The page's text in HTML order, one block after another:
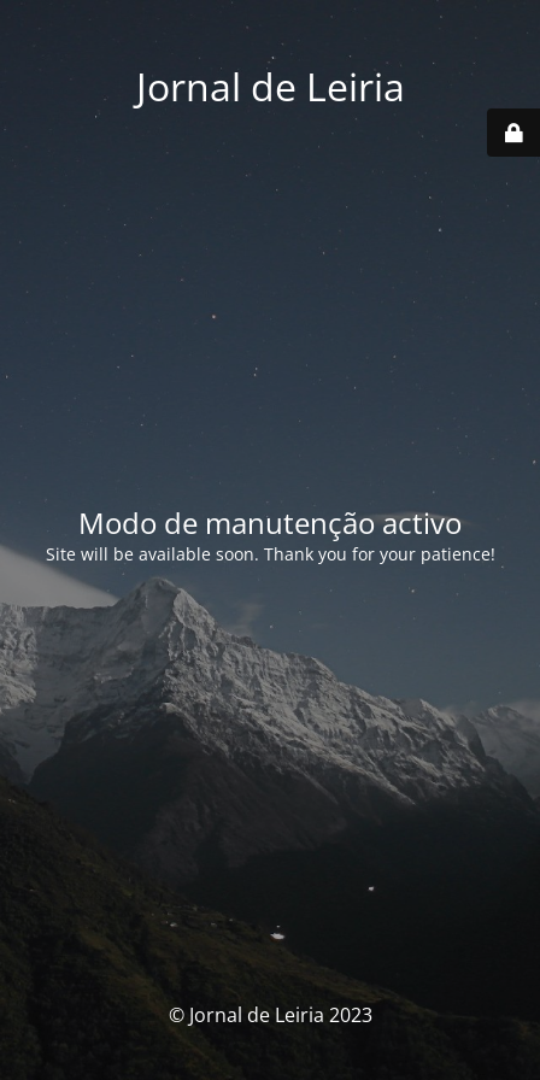
Jornal de Leiria
Modo de manutenção activo
Site will be available soon. Thank you for your patience!
© Jornal de Leiria 2023